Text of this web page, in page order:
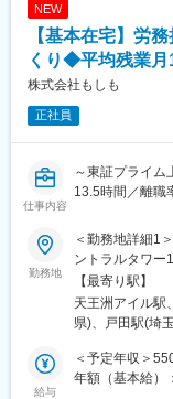
・アニメや出
・文化施設やイ
す。
変更の範囲：会
NEW
【基本在宅】労
くり◆平均残業月
株式会社もしも
正社員
仕事内容
～東証プライム
13.5時間／離職
■募集背景：
事業拡大に伴
ズにあります
採用となりま
気通貫でリード
■業務内容：
入社直後はオペ
には労務領域
勤務地
＜勤務地詳細1
ントラルタワー
イル駅受動喫
所：神奈川県相
内全面禁煙＜勤
事業所（リモー
【最寄り駅】
天王洲アイル駅
県)、戸田駅(埼
給与
＜予定年収＞
年額（基本給）